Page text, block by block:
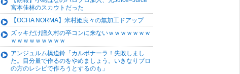
宮本佳林のスカウトだった
【OCHA NORMA】米村姫良々の無加工ドアップ
ズッキだけ譜久村の卒コンに来ないｗｗｗｗｗｗｗ
ｗｗｗｗｗｗｗｗｗ
アンジュルム橋迫鈴「カルボナーラ！失敗しまし
た。目分量で作るのをやめましょう。いきなりプロ
の方のレシピで作ろうとするのも」